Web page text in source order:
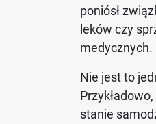
poniósł
leków czy
medycznych.
Nie jest to
stanie